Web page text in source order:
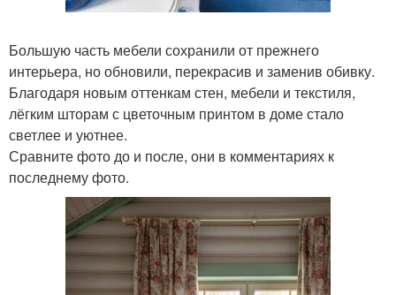
Большую часть мебели сохранили от прежнего
интерьера, но обновили, перекрасив и заменив обивку.
Благодаря новым оттенкам стен, мебели и текстиля,
лёгким шторам с цветочным принтом в доме стало
светлее и уютнее.
Сравните фото до и после, они в комментариях к
последнему фото.